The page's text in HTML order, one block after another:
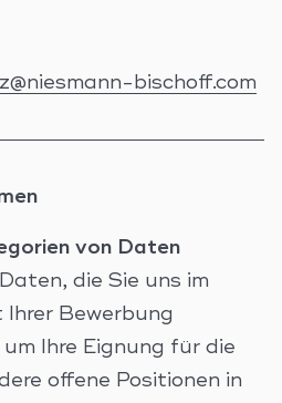
bischoff.com
von Daten
die Sie uns im
Ihrer Bewerbung
Ihre Eignung für die
offene Positionen in